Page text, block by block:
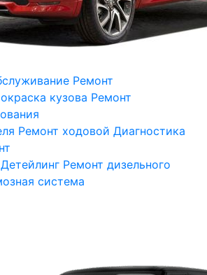
Ремонт
кузова Ремонт
Ремонт ходовой Диагностика
Детейлинг Ремонт дизельного
система